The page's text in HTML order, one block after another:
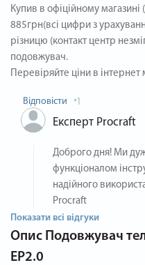
Купив в офіційному магазині
885грн(всі цифри з
різницю (контакт центр
подовжувач.
Перевіряйте ціни в інтернет
Відповісти 1
Експерт Procraft
Доброго дня! Ми
функціоналом
надійного
Procraft
Показати всі відгуки
Опис Подовжувач
EP2.0